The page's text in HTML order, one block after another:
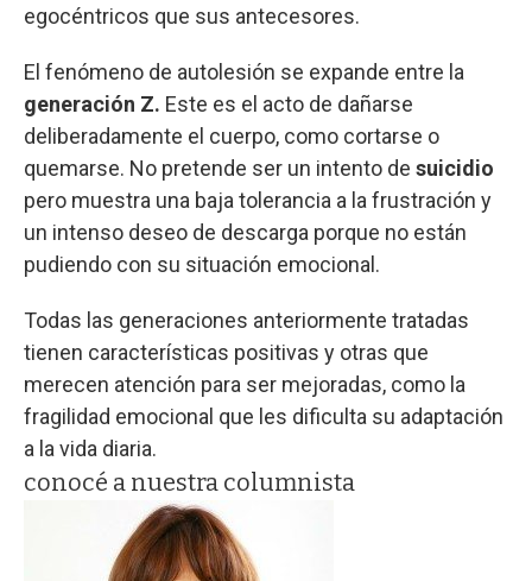
egocéntricos que sus antecesores.
El fenómeno de autolesión se expande entre la
generación Z. Este es el acto de dañarse
deliberadamente el cuerpo, como cortarse o
quemarse. No pretende ser un intento de suicidio
pero muestra una baja tolerancia a la frustración y
un intenso deseo de descarga porque no están
pudiendo con su situación emocional.
Todas las generaciones anteriormente tratadas
tienen características positivas y otras que
merecen atención para ser mejoradas, como la
fragilidad emocional que les dificulta su adaptación
a la vida diaria.
conocé a nuestra columnista